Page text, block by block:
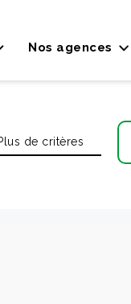
Nos agences